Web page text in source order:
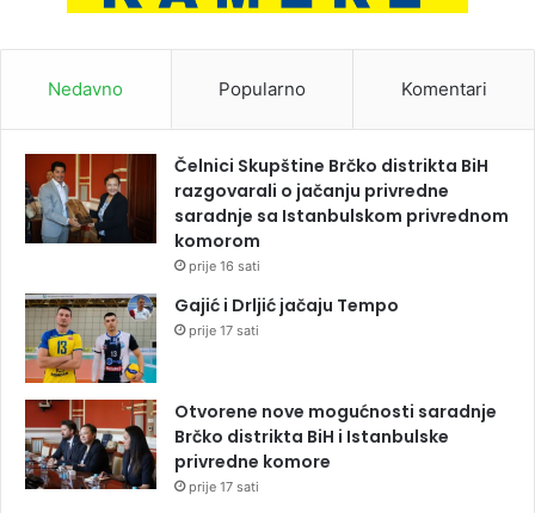
Nedavno Popularno Komentari
Čelnici Skupštine Brčko distrikta BiH
razgovarali o jačanju privredne
saradnje sa Istanbulskom privrednom
komorom
prije 16 sati
Gajić i Drljić jačaju Tempo
prije 17 sati
Otvorene nove mogućnosti saradnje
Brčko distrikta BiH i Istanbulske
privredne komore
prije 17 sati